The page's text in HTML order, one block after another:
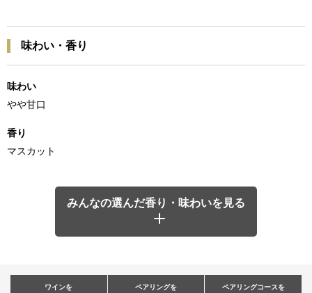
味わい・香り
味わい
やや甘口
香り
マスカット
みんなの選んだ香り・味わいを見る
ワインを
ペアリングを
ペアリングコースを